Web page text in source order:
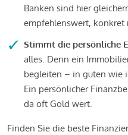
Banken sind hier
empfehlenswert, konkret
Stimmt die persönliche
alles. Denn ein
begleiten – in guten wie
Ein persönlicher
da oft Gold wert.
Finden Sie die beste